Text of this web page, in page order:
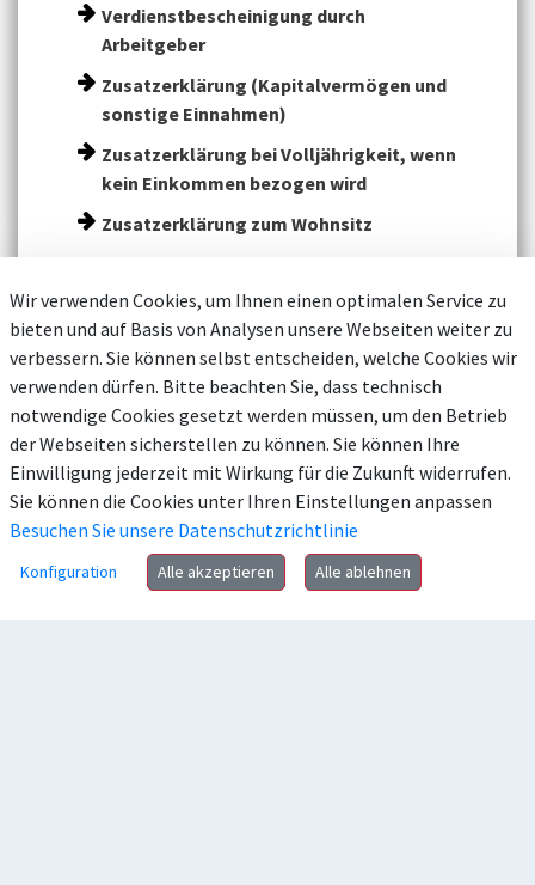
Verdienstbescheinigung durch
Arbeitgeber
Zusatzerklärung (Kapitalvermögen und
sonstige Einnahmen)
Zusatzerklärung bei Volljährigkeit, wenn
kein Einkommen bezogen wird
Zusatzerklärung zum Wohnsitz
Wir verwenden Cookies, um Ihnen einen optimalen Service zu
bieten und auf Basis von Analysen unsere Webseiten weiter zu
verbessern. Sie können selbst entscheiden, welche Cookies wir
verwenden dürfen. Bitte beachten Sie, dass technisch
notwendige Cookies gesetzt werden müssen, um den Betrieb
der Webseiten sicherstellen zu können. Sie können Ihre
Einwilligung jederzeit mit Wirkung für die Zukunft widerrufen.
Sie können die Cookies unter Ihren Einstellungen anpassen
Besuchen Sie unsere Datenschutzrichtlinie
Konfiguration Alle akzeptieren Alle ablehnen